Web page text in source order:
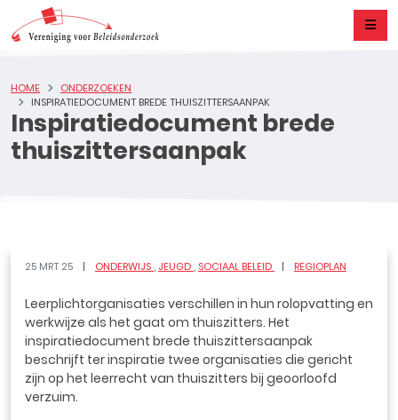
Inspiratiedocument brede
thuiszittersaanpak
HOME
ONDERZOEKEN
INSPIRATIEDOCUMENT BREDE THUISZITTERSAANPAK
25 MRT 25 ONDERWIJS JEUGD SOCIAAL BELEID REGIOPLAN
Leerplichtorganisaties verschillen in hun rolopvatting en
werkwijze als het gaat om thuiszitters. Het
inspiratiedocument brede thuiszittersaanpak
beschrijft ter inspiratie twee organisaties die gericht
zijn op het leerrecht van thuiszitters bij geoorloofd
verzuim.